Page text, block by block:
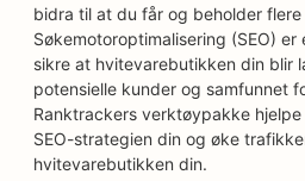
bidra til at du får og beholder flere
Søkemotoroptimalisering (SEO)
sikre at hvitevarebutikken din blir
potensielle kunder og samfunnet
Ranktrackers verktøypakke
SEO-strategien din og øke
hvitevarebutikken din.